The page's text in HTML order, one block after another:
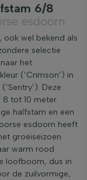
6/8
esdoorn
ook wel bekend als
selectie
het
(‘Crimson’) in
Deze
tot 10 meter
halfstam en een
esdoorn heeft
groeiseizoen
warm rood
loofboom, dus in
de zuilvormige,